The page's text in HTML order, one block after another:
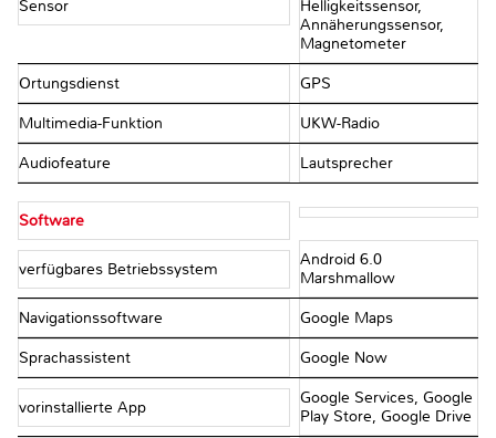
Sensor
Helligkeitssensor,
Annäherungssensor,
Magnetometer
Ortungsdienst GPS
Multimedia-Funktion UKW-Radio
Audiofeature Lautsprecher
Software
verfügbares Betriebssystem
Android 6.0
Marshmallow
Navigationssoftware Google Maps
Sprachassistent Google Now
vorinstallierte App
Google Services, Google
Play Store, Google Drive